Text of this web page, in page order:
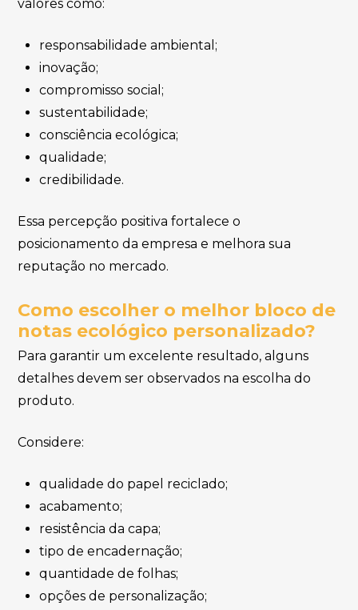
valores como:
responsabilidade ambiental;
inovação;
compromisso social;
sustentabilidade;
consciência ecológica;
qualidade;
credibilidade.
Essa percepção positiva fortalece o
posicionamento da empresa e melhora sua
reputação no mercado.
Como escolher o melhor bloco de
notas ecológico personalizado?
Para garantir um excelente resultado, alguns
detalhes devem ser observados na escolha do
produto.
Considere:
qualidade do papel reciclado;
acabamento;
resistência da capa;
tipo de encadernação;
quantidade de folhas;
opções de personalização;